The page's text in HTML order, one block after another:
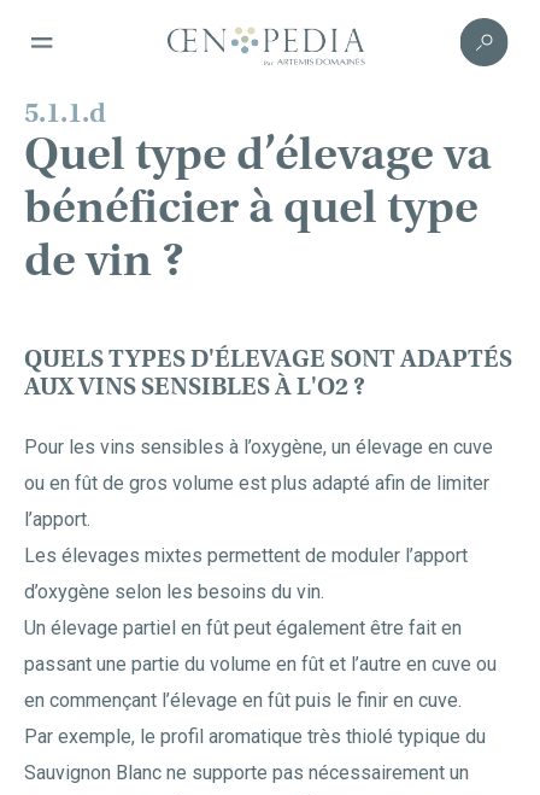
5.1.1.d
Quel type d’élevage va
bénéficier à quel type
de vin ?
QUELS TYPES D'ÉLEVAGE SONT ADAPTÉS
AUX VINS SENSIBLES À L'O2 ?
Pour les vins sensibles à l’oxygène, un élevage en cuve
ou en fût de gros volume est plus adapté afin de limiter
l’apport.
Les élevages mixtes permettent de moduler l’apport
d’oxygène selon les besoins du vin.
Un élevage partiel en fût peut également être fait en
passant une partie du volume en fût et l’autre en cuve ou
en commençant l’élevage en fût puis le finir en cuve.
Par exemple, le profil aromatique très thiolé typique du
Sauvignon Blanc ne supporte pas nécessairement un